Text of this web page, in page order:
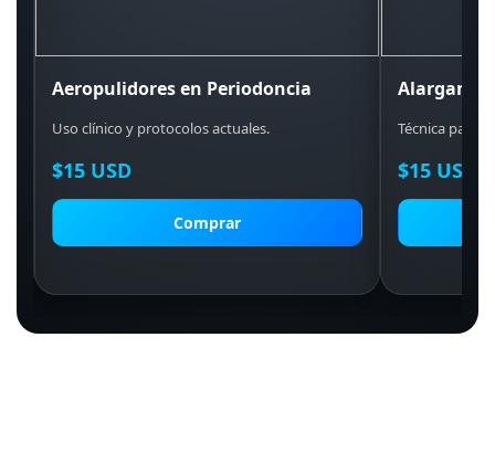
Aeropulidores en Periodoncia
Uso clínico y protocolos actuales.
$15 USD
Comprar
Técnica paso
$15 USD